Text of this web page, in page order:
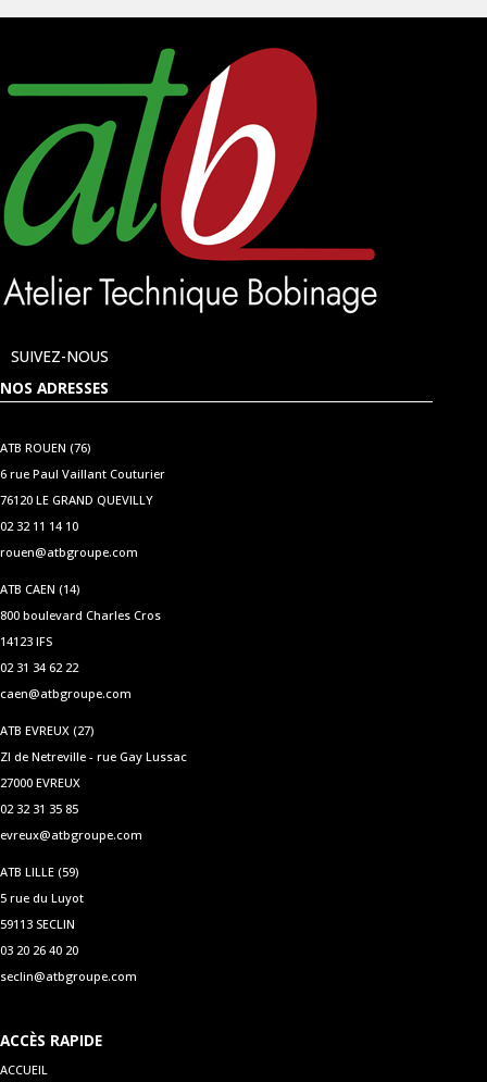
SUIVEZ-NOUS
NOS ADRESSES
ATB ROUEN (76)
6 rue Paul Vaillant Couturier
76120 LE GRAND QUEVILLY
02 32 11 14 10
rouen@atbgroupe.com
ATB CAEN (14)
800 boulevard Charles Cros
14123 IFS
02 31 34 62 22
caen@atbgroupe.com
ATB EVREUX (27)
ZI de Netreville - rue Gay Lussac
27000 EVREUX
02 32 31 35 85
evreux@atbgroupe.com
ATB LILLE (59)
5 rue du Luyot
59113 SECLIN
03 20 26 40 20
seclin@atbgroupe.com
ACCÈS RAPIDE
ACCUEIL